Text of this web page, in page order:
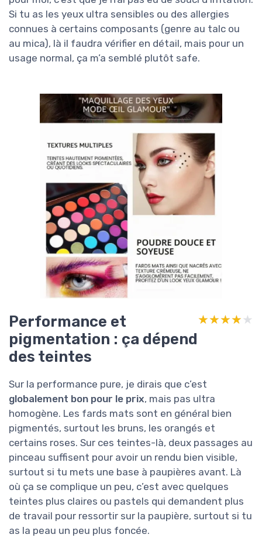
Si tu as les yeux ultra sensibles ou des allergies
connues à certains composants (genre au talc ou
au mica), là il faudra vérifier en détail, mais pour un
usage normal, ça m’a semblé plutôt safe.
Performance et
pigmentation : ça dépend
des teintes
★★★★★
★★★★★
Sur la performance pure, je dirais que c’est
globalement bon pour le prix, mais pas ultra
homogène. Les fards mats sont en général bien
pigmentés, surtout les bruns, les orangés et
certains roses. Sur ces teintes-là, deux passages au
pinceau suffisent pour avoir un rendu bien visible,
surtout si tu mets une base à paupières avant. Là
où ça se complique un peu, c’est avec quelques
teintes plus claires ou pastels qui demandent plus
de travail pour ressortir sur la paupière, surtout si tu
as la peau un peu plus foncée.